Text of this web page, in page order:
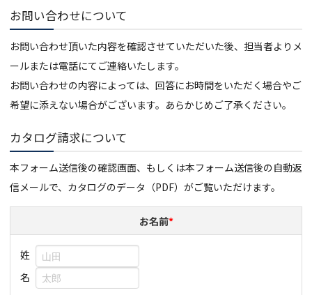
お問い合わせについて
お問い合わせ頂いた内容を確認させていただいた後、担当者よりメ
ールまたは電話にてご連絡いたします。
お問い合わせの内容によっては、回答にお時間をいただく場合やご
希望に添えない場合がございます。あらかじめご了承ください。
カタログ請求について
本フォーム送信後の確認画面、もしくは本フォーム送信後の自動返
信メールで、カタログのデータ（PDF）がご覧いただけます。
お名前*
姓
名